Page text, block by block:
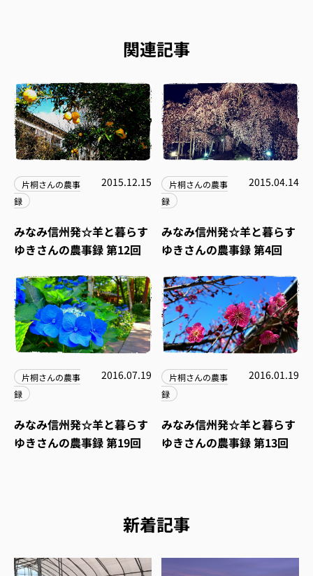
関連記事
片桐さんの農事
録
2015.12.15
みなみ信州発☆羊と暮らす
ゆきさんの農事録 第12回
片桐さんの農事
録
2015.04.14
みなみ信州発☆羊と暮らす
ゆきさんの農事録 第4回
片桐さんの農事
録
2016.07.19
みなみ信州発☆羊と暮らす
ゆきさんの農事録 第19回
片桐さんの農事
録
2016.01.19
みなみ信州発☆羊と暮らす
ゆきさんの農事録 第13回
新着記事